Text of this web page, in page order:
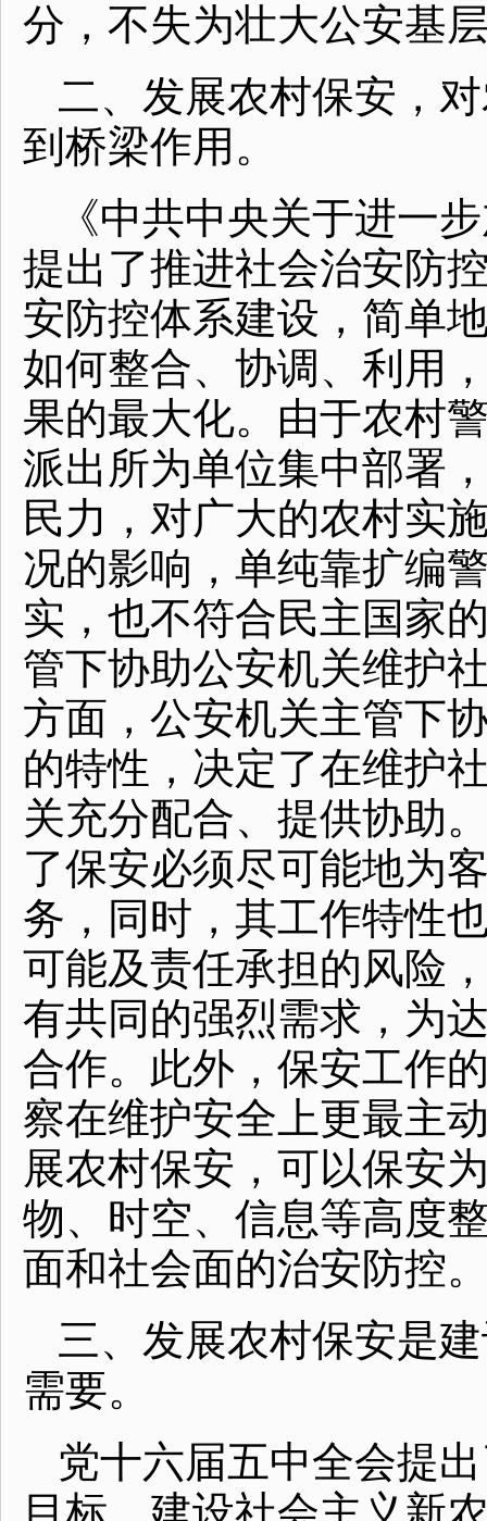
分，不失为壮大公安基
二、发展农村保安，
到桥梁作用。
《中共中央关于进一
提出了推进社会治安防
安防控体系建设，简单
如何整合、协调、利用
果的最大化。由于农村
派出所为单位集中部署
民力，对广大的农村实
况的影响，单纯靠扩编
实，也不符合民主国家
管下协助公安机关维护
方面，公安机关主管下
的特性，决定了在维护
关充分配合、提供协助
了保安必须尽可能地为
务，同时，其工作特性
可能及责任承担的风险
有共同的强烈需求，为
合作。此外，保安工作
察在维护安全上更最主
展农村保安，可以保安
物、时空、信息等高度
面和社会面的治安防控
三、发展农村保安是
需要。
党十六届五中全会提